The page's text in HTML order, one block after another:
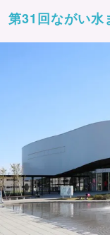
第31回ながい水